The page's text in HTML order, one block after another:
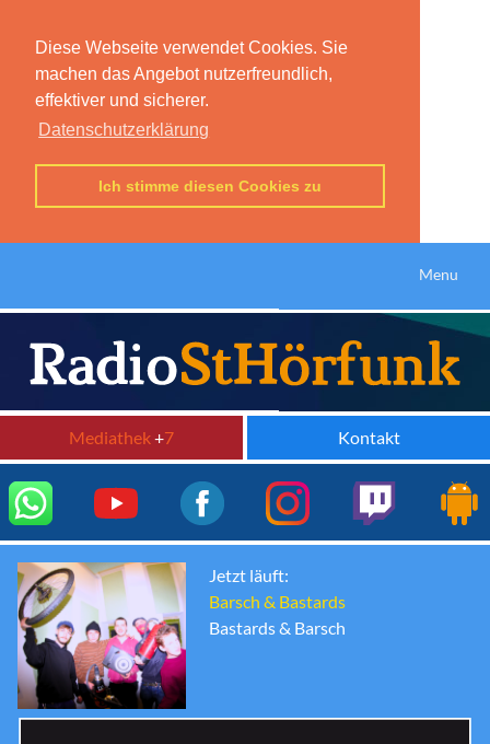
Diese Webseite verwendet Cookies. Sie
machen das Angebot nutzerfreundlich,
effektiver und sicherer.
Datenschutzerklärung
Ich stimme diesen Cookies zu
Menu
Mediathek+7 Kontakt
Jetzt läuft:
Barsch & Bastards
Bastards & Barsch